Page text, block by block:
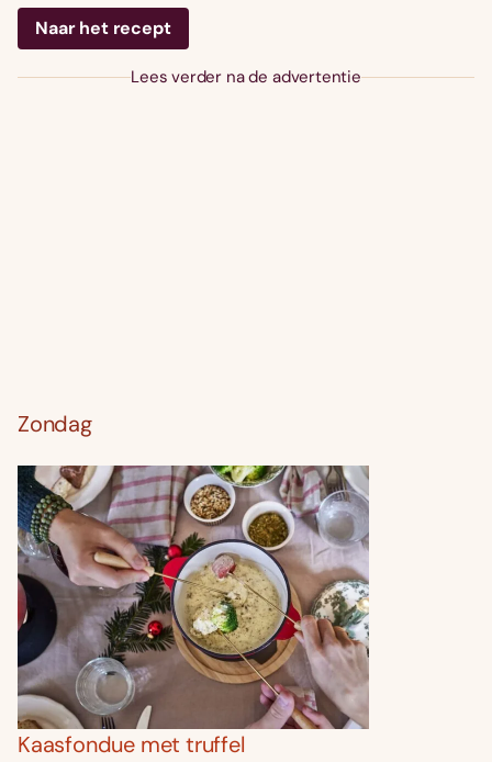
Naar het recept
Lees verder na de advertentie
Zondag
Kaasfondue met truffel